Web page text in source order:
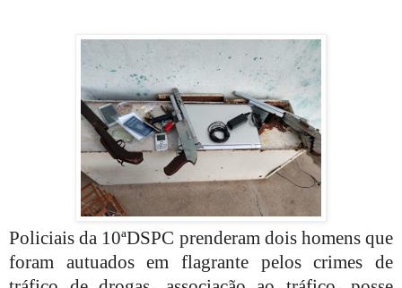
Policiais da 10ªDSPC prenderam dois homens que
foram autuados em flagrante pelos crimes de